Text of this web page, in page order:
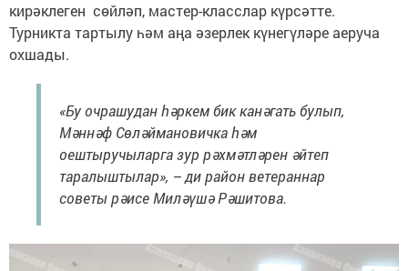
кирәклеген сөйләп, мастер-класслар күрсәтте.
Турникта тартылу һәм аңа әзерлек күнегүләре аеруча
охшады.
«Бу очрашудан һәркем бик канәгать булып,
Мәннәф Сөләймановичка һәм
оештыручыларга зур рәхмәтләрен әйтеп
таралыштылар», – ди район ветераннар
советы рәисе Миләүшә Рәшитова.